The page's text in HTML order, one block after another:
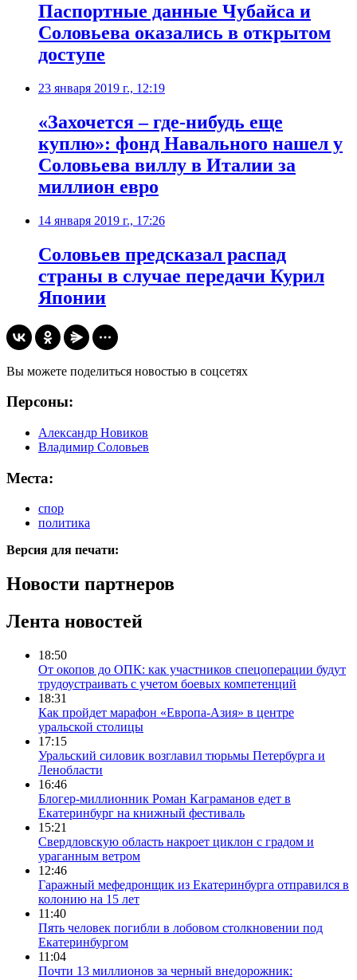
Паспортные данные Чубайса и
Соловьева оказались в открытом
доступе
23 января 2019 г., 12:19
«Захочется – где-нибудь еще
куплю»: фонд Навального нашел у
Соловьева виллу в Италии за
миллион евро
14 января 2019 г., 17:26
Соловьев предсказал распад
страны в случае передачи Курил
Японии
Вы можете поделиться новостью в соцсетях
Персоны:
Александр Новиков
Владимир Соловьев
Места:
спор
политика
Версия для печати:
Новости партнеров
Лента новостей
18:50
От окопов до ОПК: как участников спецоперации будут
трудоустраивать с учетом боевых компетенций
18:31
Как пройдет марафон «Европа-Азия» в центре
уральской столицы
17:15
Уральский силовик возглавил тюрьмы Петербурга и
Ленобласти
16:46
Блогер-миллионник Роман Каграманов едет в
Екатеринбург на книжный фестиваль
15:21
Свердловскую область накроет циклон с градом и
ураганным ветром
12:46
Гаражный мефедронщик из Екатеринбурга отправился в
колонию на 15 лет
11:40
Пять человек погибли в лобовом столкновении под
Екатеринбургом
11:04
Почти 13 миллионов за черный внедорожник: